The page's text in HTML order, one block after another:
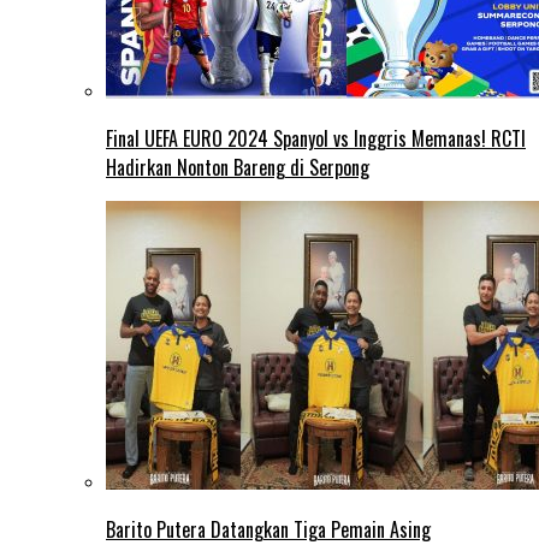
Final UEFA EURO 2024 Spanyol vs Inggris Memanas! RCTI
Hadirkan Nonton Bareng di Serpong
Barito Putera Datangkan Tiga Pemain Asing